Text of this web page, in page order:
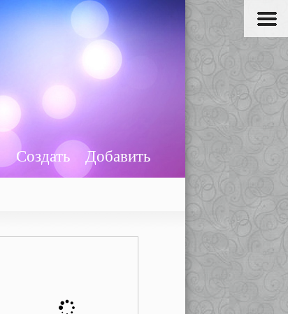
Добавить
Создать